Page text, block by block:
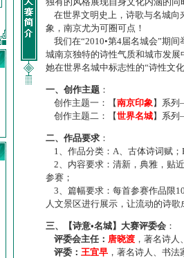
在世界文明史上，诗歌与名城向
象，南京尤为可圈可点！
我们在“2010•第4届名城会”期
城南京独特的诗性气质和城市发
她在世界名城中标志性的“诗性文
一、创作主题 ：
创作主题一：【南京印象】系
创作主题二：【世界名城】系
二、作品要求 ：
1、作品分类：A、古体诗词赋；
2、内容要求：清新，典雅，贴
参赛；
3、篇幅要求：每首参赛作品限
人文景区进行展示，让流动的诗
三、【诗意•名城】大赛评委会 ：
评委会主任： 唐晓渡 ，著名诗
评委： 王宜早 ，著名诗人、书